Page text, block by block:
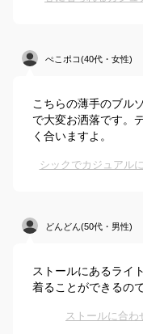
ぺこポコ(40代・女性)
こちらの薄手のブル
で大変お洒落です。
く合いますよ。
シックでカジュアル
どんどん(50代・男性)
ストールにあるライ
着ることができるの
ストールに合わ